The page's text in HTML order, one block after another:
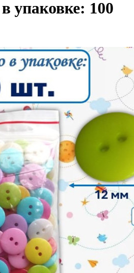
упаковке: 100